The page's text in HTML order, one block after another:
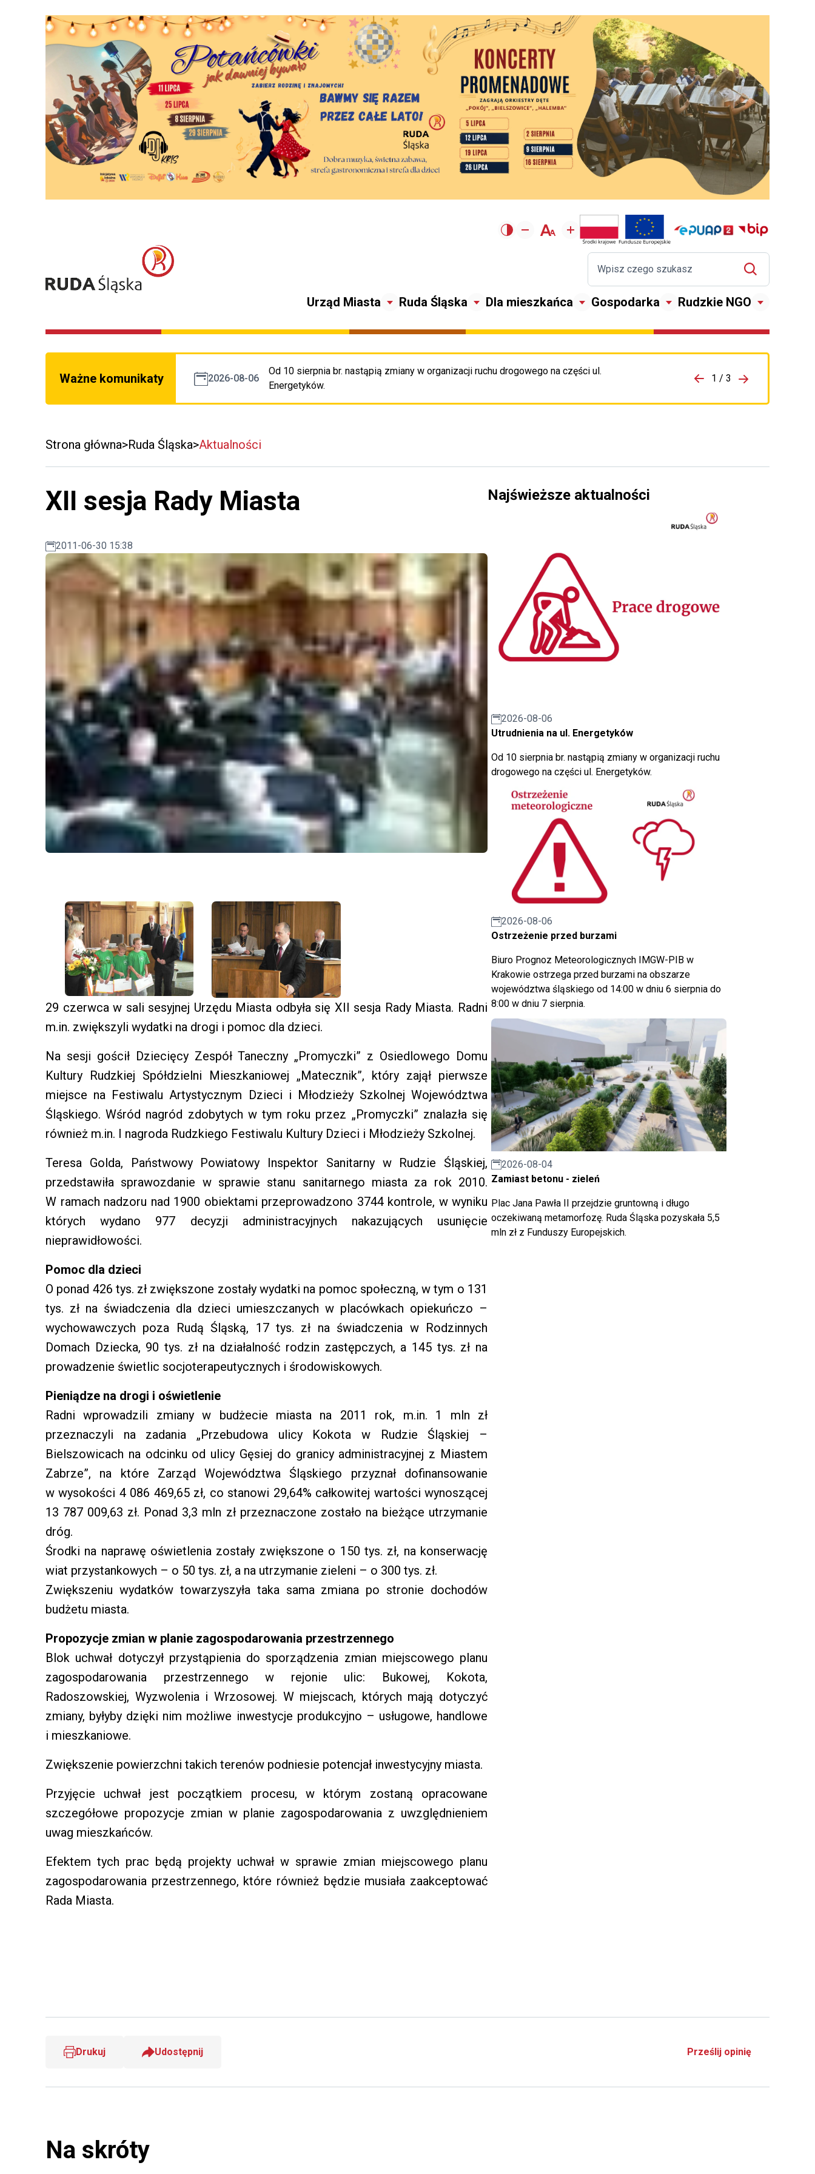
Urząd Miasta Ruda Śląska Dla mieszkańca Gospodarka Rudzkie NGO
Ważne komunikaty 2026-08-06
Od 10 sierpnia br. nastąpią zmiany w organizacji ruchu drogowego na części ul.
Energetyków.
Przejdź do porzpedniego komunikatu 1 / 3
Przejdź do
Strona główna Ruda Śląska Aktualności
XII sesja Rady Miasta
2011-06-30 15:38
29 czerwca w sali sesyjnej Urzędu Miasta odbyła się XII sesja Rady Miasta. Radni
m.in. zwiększyli wydatki na drogi i pomoc dla dzieci.
Na sesji gościł Dziecięcy Zespół Taneczny „Promyczki” z Osiedlowego Domu
Kultury Rudzkiej Spółdzielni Mieszkaniowej „Matecznik”, który zajął pierwsze
miejsce na Festiwalu Artystycznym Dzieci i Młodzieży Szkolnej Województwa
Śląskiego. Wśród nagród zdobytych w tym roku przez „Promyczki” znalazła się
również m.in. I nagroda Rudzkiego Festiwalu Kultury Dzieci i Młodzieży Szkolnej.
Teresa Golda, Państwowy Powiatowy Inspektor Sanitarny w Rudzie Śląskiej,
przedstawiła sprawozdanie w sprawie stanu sanitarnego miasta za rok 2010.
W ramach nadzoru nad 1900 obiektami przeprowadzono 3744 kontrole, w wyniku
których wydano 977 decyzji administracyjnych nakazujących usunięcie
nieprawidłowości.
Pomoc dla dzieci
O ponad 426 tys. zł zwiększone zostały wydatki na pomoc społeczną, w tym o 131
tys. zł na świadczenia dla dzieci umieszczanych w placówkach opiekuńczo –
wychowawczych poza Rudą Śląską, 17 tys. zł na świadczenia w Rodzinnych
Domach Dziecka, 90 tys. zł na działalność rodzin zastępczych, a 145 tys. zł na
prowadzenie świetlic socjoterapeutycznych i środowiskowych.
Pieniądze na drogi i oświetlenie
Radni wprowadzili zmiany w budżecie miasta na 2011 rok, m.in. 1 mln zł
przeznaczyli na zadania „Przebudowa ulicy Kokota w Rudzie Śląskiej –
Bielszowicach na odcinku od ulicy Gęsiej do granicy administracyjnej z Miastem
Zabrze”, na które Zarząd Województwa Śląskiego przyznał dofinansowanie
w wysokości 4 086 469,65 zł, co stanowi 29,64% całkowitej wartości wynoszącej
13 787 009,63 zł. Ponad 3,3 mln zł przeznaczone zostało na bieżące utrzymanie
dróg.
Środki na naprawę oświetlenia zostały zwiększone o 150 tys. zł, na konserwację
wiat przystankowych – o 50 tys. zł, a na utrzymanie zieleni – o 300 tys. zł.
Zwiększeniu wydatków towarzyszyła taka sama zmiana po stronie dochodów
budżetu miasta.
Propozycje zmian w planie zagospodarowania przestrzennego
Blok uchwał dotyczył przystąpienia do sporządzenia zmian miejscowego planu
zagospodarowania przestrzennego w rejonie ulic: Bukowej, Kokota,
Radoszowskiej, Wyzwolenia i Wrzosowej. W miejscach, których mają dotyczyć
zmiany, byłyby dzięki nim możliwe inwestycje produkcyjno – usługowe, handlowe
i mieszkaniowe.
Zwiększenie powierzchni takich terenów podniesie potencjał inwestycyjny miasta.
Przyjęcie uchwał jest początkiem procesu, w którym zostaną opracowane
szczegółowe propozycje zmian w planie zagospodarowania z uwzględnieniem
uwag mieszkańców.
Efektem tych prac będą projekty uchwał w sprawie zmian miejscowego planu
zagospodarowania przestrzennego, które również będzie musiała zaakceptować
Rada Miasta.
Najświeższe aktualności
2026-08-06
Utrudnienia na ul. Energetyków
Od 10 sierpnia br. nastąpią zmiany w organizacji ruchu
drogowego na części ul. Energetyków.
2026-08-06
Ostrzeżenie przed burzami
Biuro Prognoz Meteorologicznych IMGW-PIB w
Krakowie ostrzega przed burzami na obszarze
województwa śląskiego od 14:00 w dniu 6 sierpnia do
8:00 w dniu 7 sierpnia.
2026-08-04
Zamiast betonu - zieleń
Plac Jana Pawła II przejdzie gruntowną i długo
oczekiwaną metamorfozę. Ruda Śląska pozyskała 5,5
mln zł z Funduszy Europejskich.
Drukuj Udostępnij Prześlij opinię
Na skróty